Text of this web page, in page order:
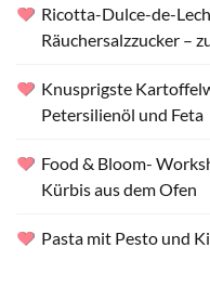
Ricotta-Dulce-de-
Räuchersalzzucker –
Knusprigste
Petersilienöl und Feta
Food & Bloom-
Kürbis aus dem Ofen
Pasta mit Pesto und